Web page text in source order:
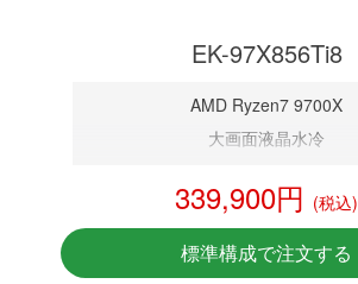
EK-97X856Ti8
AMD Ryzen7 9700X
大画面液晶水冷
RTX 5060Ti 8GB
NVMeSSD 1TB
無線LAN Bluetooth対応
339,900円 (税込)
標準構成で注文する